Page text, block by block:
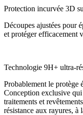
Protection incurvée 3D
Découpes ajustées pour
et protéger efficacement
Technologie 9H+ ultra-
Probablement le protège
Conception exclusive
traitements et
résistance aux rayures, à